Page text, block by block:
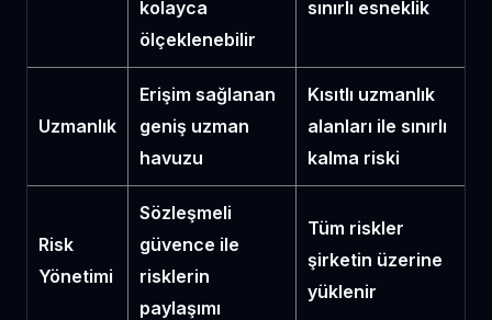
kolayca
ölçeklenebilir
sınırlı esneklik
Uzmanlık
Erişim sağlanan
geniş uzman
havuzu
Kısıtlı uzmanlık
alanları ile sınırlı
kalma riski
Risk
Yönetimi
Sözleşmeli
güvence ile
risklerin
paylaşımı
Tüm riskler
şirketin üzerine
yüklenir